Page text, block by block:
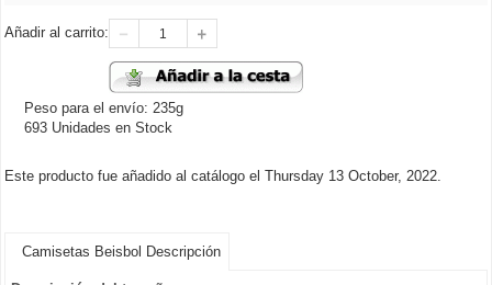
Añadir al carrito:
Peso para el envío: 235g
693 Unidades en Stock
Este producto fue añadido al catálogo el Thursday 13 October, 2022.
Camisetas Beisbol Descripción